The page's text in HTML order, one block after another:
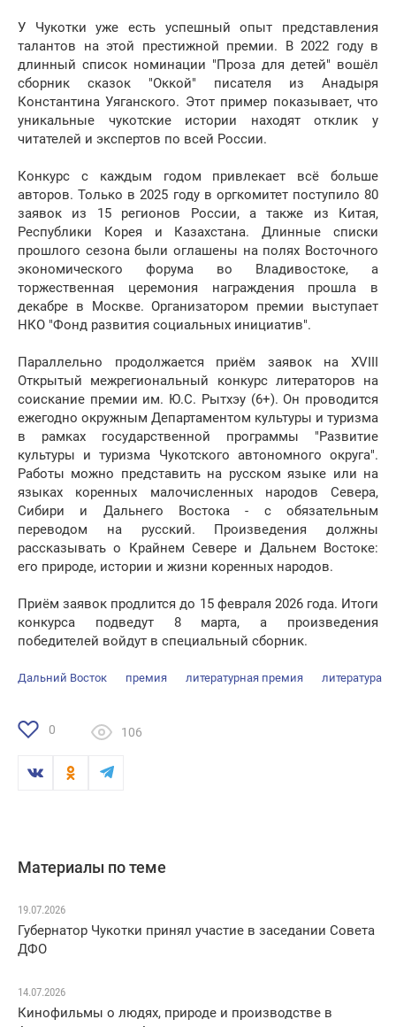
У Чукотки уже есть успешный опыт представления
талантов на этой престижной премии. В 2022 году в
длинный список номинации "Проза для детей" вошёл
сборник сказок "Оккой" писателя из Анадыря
Константина Уяганского. Этот пример показывает, что
уникальные чукотские истории находят отклик у
читателей и экспертов по всей России.
Конкурс с каждым годом привлекает всё больше
авторов. Только в 2025 году в оргкомитет поступило 80
заявок из 15 регионов России, а также из Китая,
Республики Корея и Казахстана. Длинные списки
прошлого сезона были оглашены на полях Восточного
экономического форума во Владивостоке, а
торжественная церемония награждения прошла в
декабре в Москве. Организатором премии выступает
НКО "Фонд развития социальных инициатив".
Параллельно продолжается приём заявок на ХVIII
Открытый межрегиональный конкурс литераторов на
соискание премии им. Ю.С. Рытхэу (6+). Он проводится
ежегодно окружным Департаментом культуры и туризма
в рамках государственной программы "Развитие
культуры и туризма Чукотского автономного округа".
Работы можно представить на русском языке или на
языках коренных малочисленных народов Севера,
Сибири и Дальнего Востока - с обязательным
переводом на русский. Произведения должны
рассказывать о Крайнем Севере и Дальнем Востоке:
его природе, истории и жизни коренных народов.
Приём заявок продлится до 15 февраля 2026 года. Итоги
конкурса подведут 8 марта, а произведения
победителей войдут в специальный сборник.
Дальний Восток премия литературная премия литература
0 106
Материалы по теме
19.07.2026
Губернатор Чукотки принял участие в заседании Совета
ДФО
14.07.2026
Кинофильмы о людях, природе и производстве в